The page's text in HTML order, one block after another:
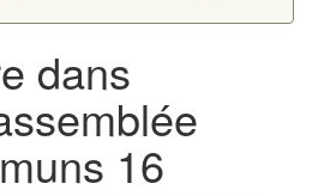
dans
16